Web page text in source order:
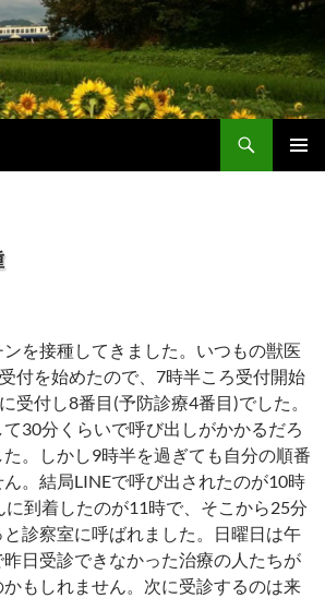
を接種してきました。いつもの獣医
付を始めたので、7時半ころ受付開始
受付し8番目(予防診療4番目)でした。
30分くらいで呼び出しがかかるだろ
。しかし9時半を過ぎても自分の順番
。結局LINEで呼び出されたのが10時
到着したのが11時で、そこから25分
診察室に呼ばれました。日曜日は午
日受診できなかった治療の人たちが
もしれません。次に受診するのは来